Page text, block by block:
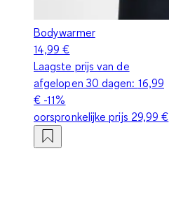
Bodywarmer
14,99 €
Laagste prijs van de
afgelopen 30 dagen: 16,99
€ -11%
oorspronkelijke prijs 29,99 €